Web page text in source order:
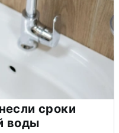
сроки
воды